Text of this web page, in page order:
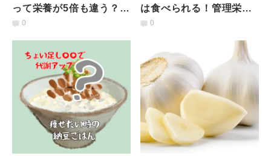
って栄養が5倍も違う？何
色を選ぶのが正解？管理
き）
0
は食べられる！管理栄養
士が教える、メリット・
べる工夫
0